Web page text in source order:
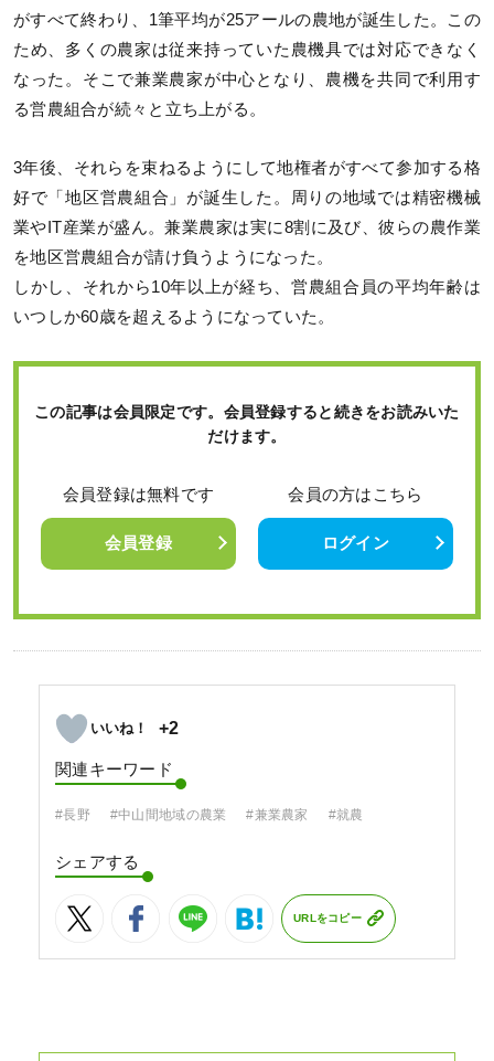
がすべて終わり、1筆平均が25アールの農地が誕生した。この
ため、多くの農家は従来持っていた農機具では対応できなく
なった。そこで兼業農家が中心となり、農機を共同で利用す
る営農組合が続々と立ち上がる。
3年後、それらを束ねるようにして地権者がすべて参加する格
好で「地区営農組合」が誕生した。周りの地域では精密機械
業やIT産業が盛ん。兼業農家は実に8割に及び、彼らの農作業
を地区営農組合が請け負うようになった。
しかし、それから10年以上が経ち、営農組合員の平均年齢は
いつしか60歳を超えるようになっていた。
この記事は会員限定です。会員登録すると続きをお読みいた
だけます。
会員登録は無料です
会員登録
会員の方はこちら
ログイン
+2
関連キーワード
#長野 #中山間地域の農業 #兼業農家 #就農
シェアする
URLをコピー